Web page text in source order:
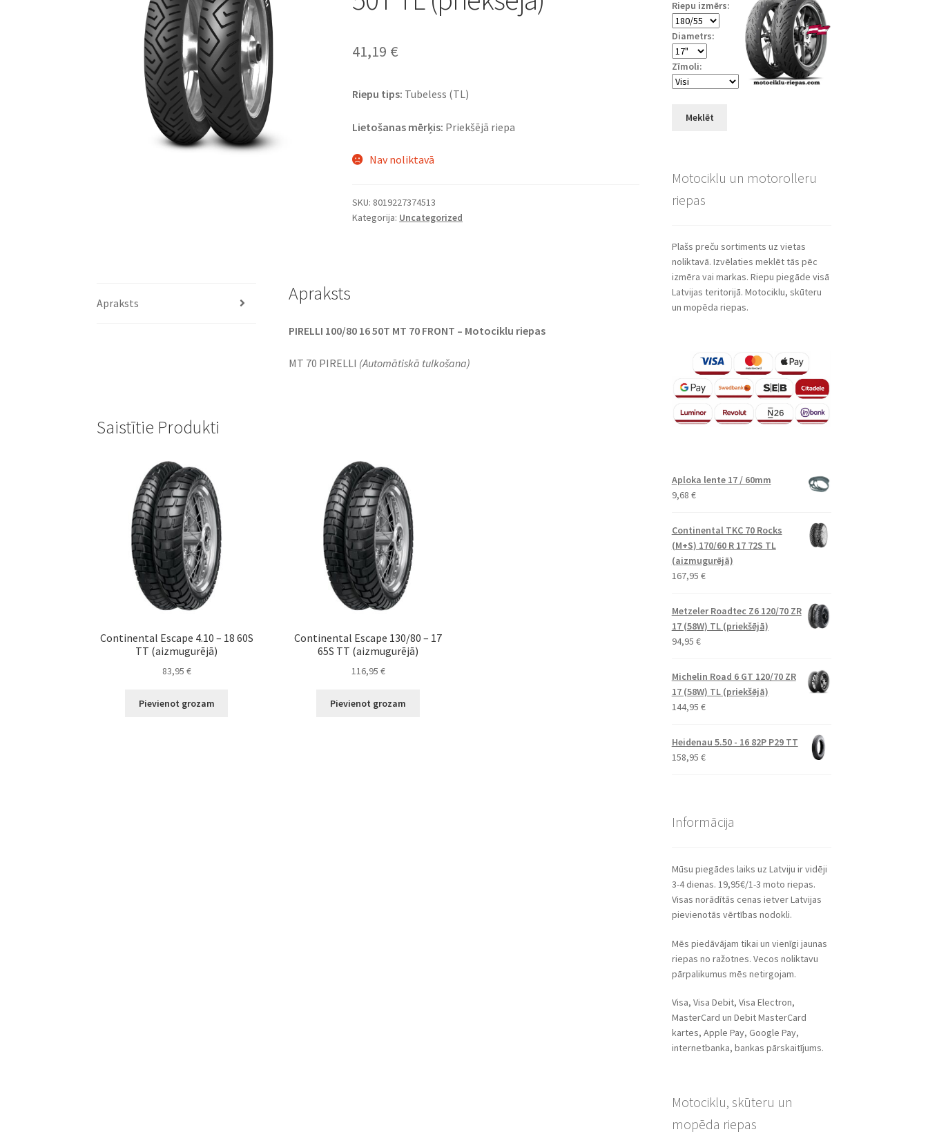
41,19 €
Riepu tips: Tubeless (TL)
Lietošanas mērķis: Priekšējā riepa
Nav noliktavā
SKU: 8019227374513
Kategorija: Uncategorized
Apraksts Apraksts
PIRELLI 100/80 16 50T MT 70 FRONT – Motociklu riepas
MT 70 PIRELLI (Automātiskā tulkošana)
Saistītie Produkti
Continental Escape 4.10 – 18 60S
TT (aizmugurējā)
83,95 €
Pievienot grozam
Continental Escape 130/80 – 17
65S TT (aizmugurējā)
116,95 €
Pievienot grozam
Riepu izmērs:
Diametrs:
Zīmoli:
Meklēt
Motociklu un motorolleru
riepas
Plašs preču sortiments uz vietas
noliktavā. Izvēlaties meklēt tās pēc
izmēra vai markas. Riepu piegāde visā
Latvijas teritorijā. Motociklu, skūteru
un mopēda riepas.
Aploka lente 17 / 60mm
9,68 €
Continental TKC 70 Rocks
(M+S) 170/60 R 17 72S TL
(aizmugurējā)
167,95 €
Metzeler Roadtec Z6 120/70 ZR
17 (58W) TL (priekšējā)
94,95 €
Michelin Road 6 GT 120/70 ZR
17 (58W) TL (priekšējā)
144,95 €
Heidenau 5.50 - 16 82P P29 TT
158,95 €
Informācija
Mūsu piegādes laiks uz Latviju ir vidēji
3-4 dienas. 19,95€/1-3 moto riepas.
Visas norādītās cenas ietver Latvijas
pievienotās vērtības nodokli.
Mēs piedāvājam tikai un vienīgi jaunas
riepas no ražotnes. Vecos noliktavu
pārpalikumus mēs netirgojam.
Visa, Visa Debit, Visa Electron,
MasterCard un Debit MasterCard
kartes, Apple Pay, Google Pay,
internetbanka, bankas pārskaitījums.
Motociklu, skūteru un
mopēda riepas